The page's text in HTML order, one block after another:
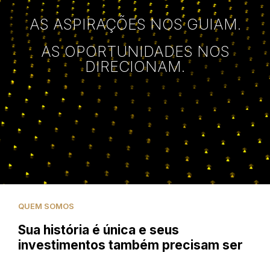
AS ASPIRAÇÕES NOS GUIAM.
AS OPORTUNIDADES NOS
DIRECIONAM.
QUEM SOMOS
Sua história é única e seus
investimentos também precisam ser